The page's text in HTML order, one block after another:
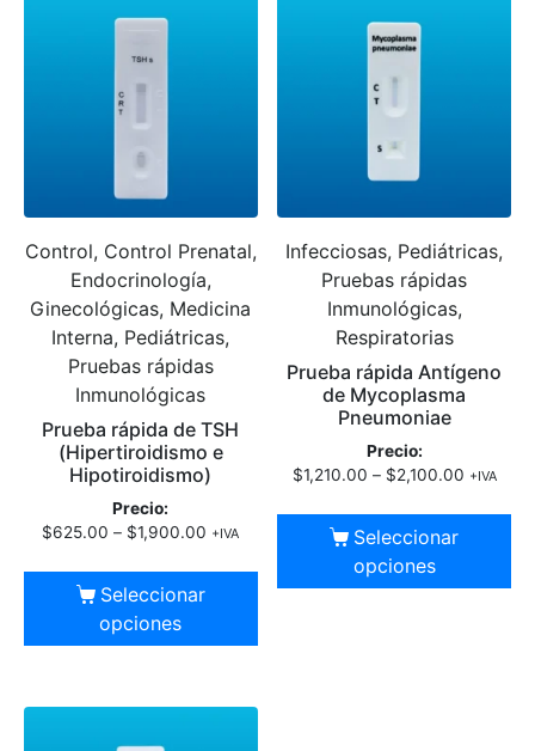
Control, Control Prenatal,
Endocrinología,
Ginecológicas, Medicina
Interna, Pediátricas,
Pruebas rápidas
Inmunológicas
Prueba rápida de TSH
(Hipertiroidismo e
Hipotiroidismo)
Precio:
$625.00 – $1,900.00 +IVA
Seleccionar
opciones
Infecciosas, Pediátricas,
Pruebas rápidas
Inmunológicas,
Respiratorias
Prueba rápida Antígeno
de Mycoplasma
Pneumoniae
Precio:
$1,210.00 – $2,100.00 +IVA
Seleccionar
opciones